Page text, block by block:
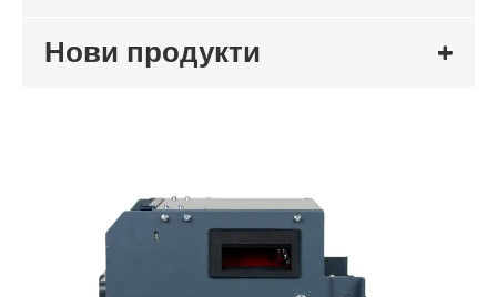
Нови продукти